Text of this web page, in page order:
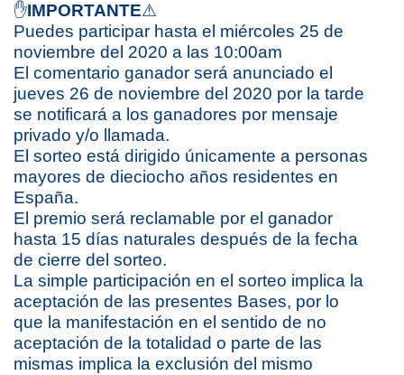
✋IMPORTANTE⚠
Puedes participar hasta el miércoles 25 de
noviembre del 2020 a las 10:00am
El comentario ganador será anunciado el
jueves 26 de noviembre del 2020 por la tarde
se notificará a los ganadores por mensaje
privado y/o llamada.
El sorteo está dirigido únicamente a personas
mayores de dieciocho años residentes en
España.
El premio será reclamable por el ganador
hasta 15 días naturales después de la fecha
de cierre del sorteo.
La simple participación en el sorteo implica la
aceptación de las presentes Bases, por lo
que la manifestación en el sentido de no
aceptación de la totalidad o parte de las
mismas implica la exclusión del mismo